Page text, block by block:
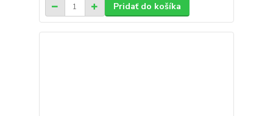
Pridať do košíka